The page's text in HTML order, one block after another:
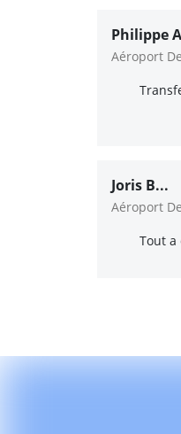
Philippe
Aéroport
Joris B...
Aéroport
Tout a